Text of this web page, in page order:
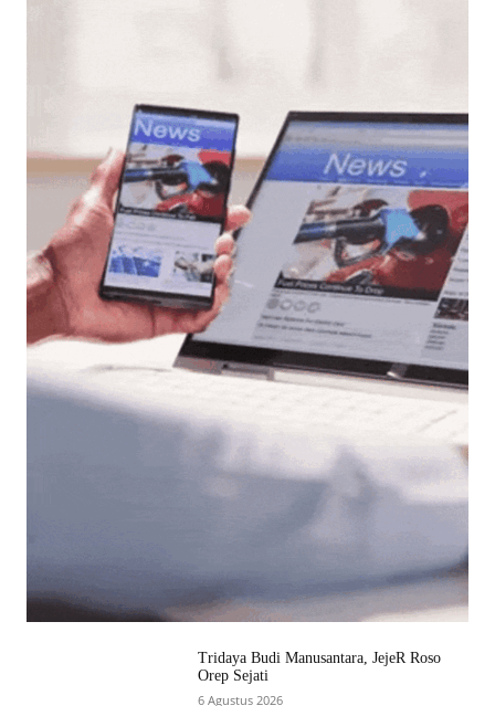
Tridaya Budi Manusantara, JejeR Roso
Orep Sejati
6 Agustus 2026